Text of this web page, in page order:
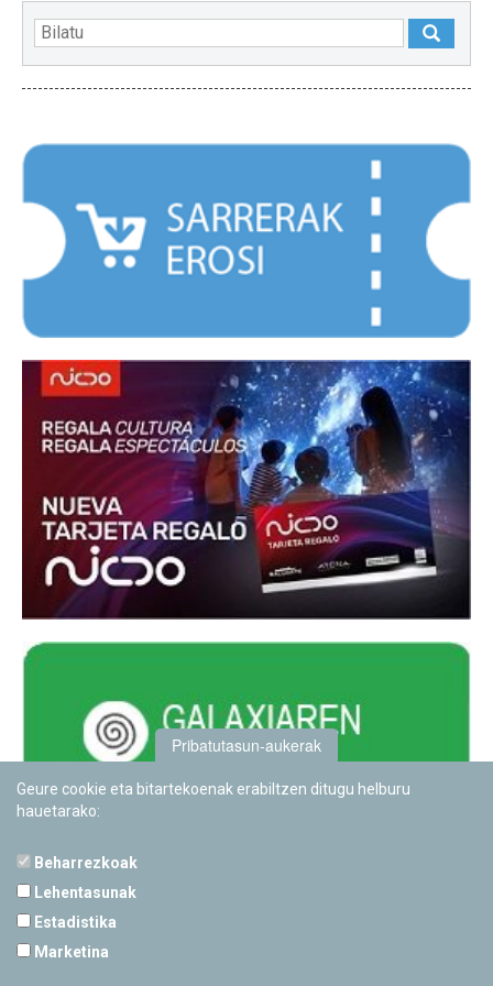
Pribatutasun-aukerak
Geure cookie eta bitartekoenak erabiltzen ditugu helburu
hauetarako:
Beharrezkoak
Lehentasunak
Estadistika
Marketina